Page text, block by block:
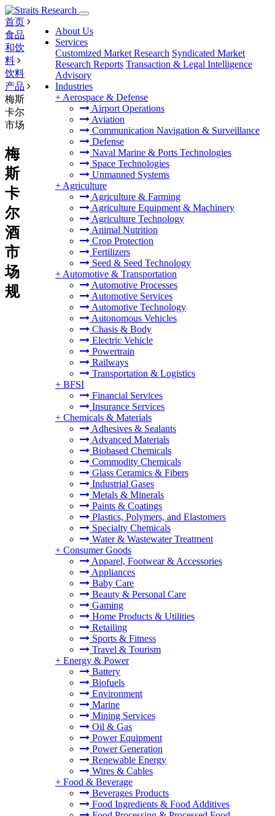
About Us
Services
Customized Market Research Syndicated Market
Research Reports Transaction & Legal Intelligence
Advisory
Industries
+ Aerospace & Defense
Airport Operations
Aviation
Communication Navigation & Surveillance
Defense
Naval Marine & Ports Technologies
Space Technologies
Unmanned Systems
+ Agriculture
Agriculture & Farming
Agriculture Equipment & Machinery
Agriculture Technology
Animal Nutrition
Crop Protection
Fertilizers
Seed & Seed Technology
+ Automotive & Transportation
Automotive Processes
Automotive Services
Automotive Technology
Autonomous Vehicles
Chasis & Body
Electric Vehicle
Powertrain
Railways
Transportation & Logistics
+ BFSI
Financial Services
Insurance Services
+ Chemicals & Materials
Adhesives & Sealants
Advanced Materials
Biobased Chemicals
Commodity Chemicals
Glass Ceramics & Fibers
Industrial Gases
Metals & Minerals
Paints & Coatings
Plastics, Polymers, and Elastomers
Specialty Chemicals
Water & Wastewater Treatment
+ Consumer Goods
Apparel, Footwear & Accessories
Appliances
Baby Care
Beauty & Personal Care
Gaming
Home Products & Utilities
Retailing
Sports & Fitness
Travel & Tourism
+ Energy & Power
Battery
Biofuels
Environment
Marine
Mining Services
Oil & Gas
Power Equipment
Power Generation
Renewable Energy
Wires & Cables
+ Food & Beverage
Beverages Products
Food Ingredients & Food Additives
首页
食品
和饮
料
饮料
产品
梅斯
卡尔
市场
梅
斯
卡
尔
酒
市
场
规